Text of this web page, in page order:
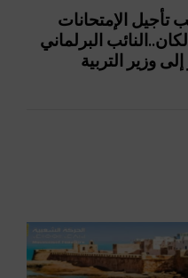
تأجيل الإمتحانات
البرلماني
وزير التربية